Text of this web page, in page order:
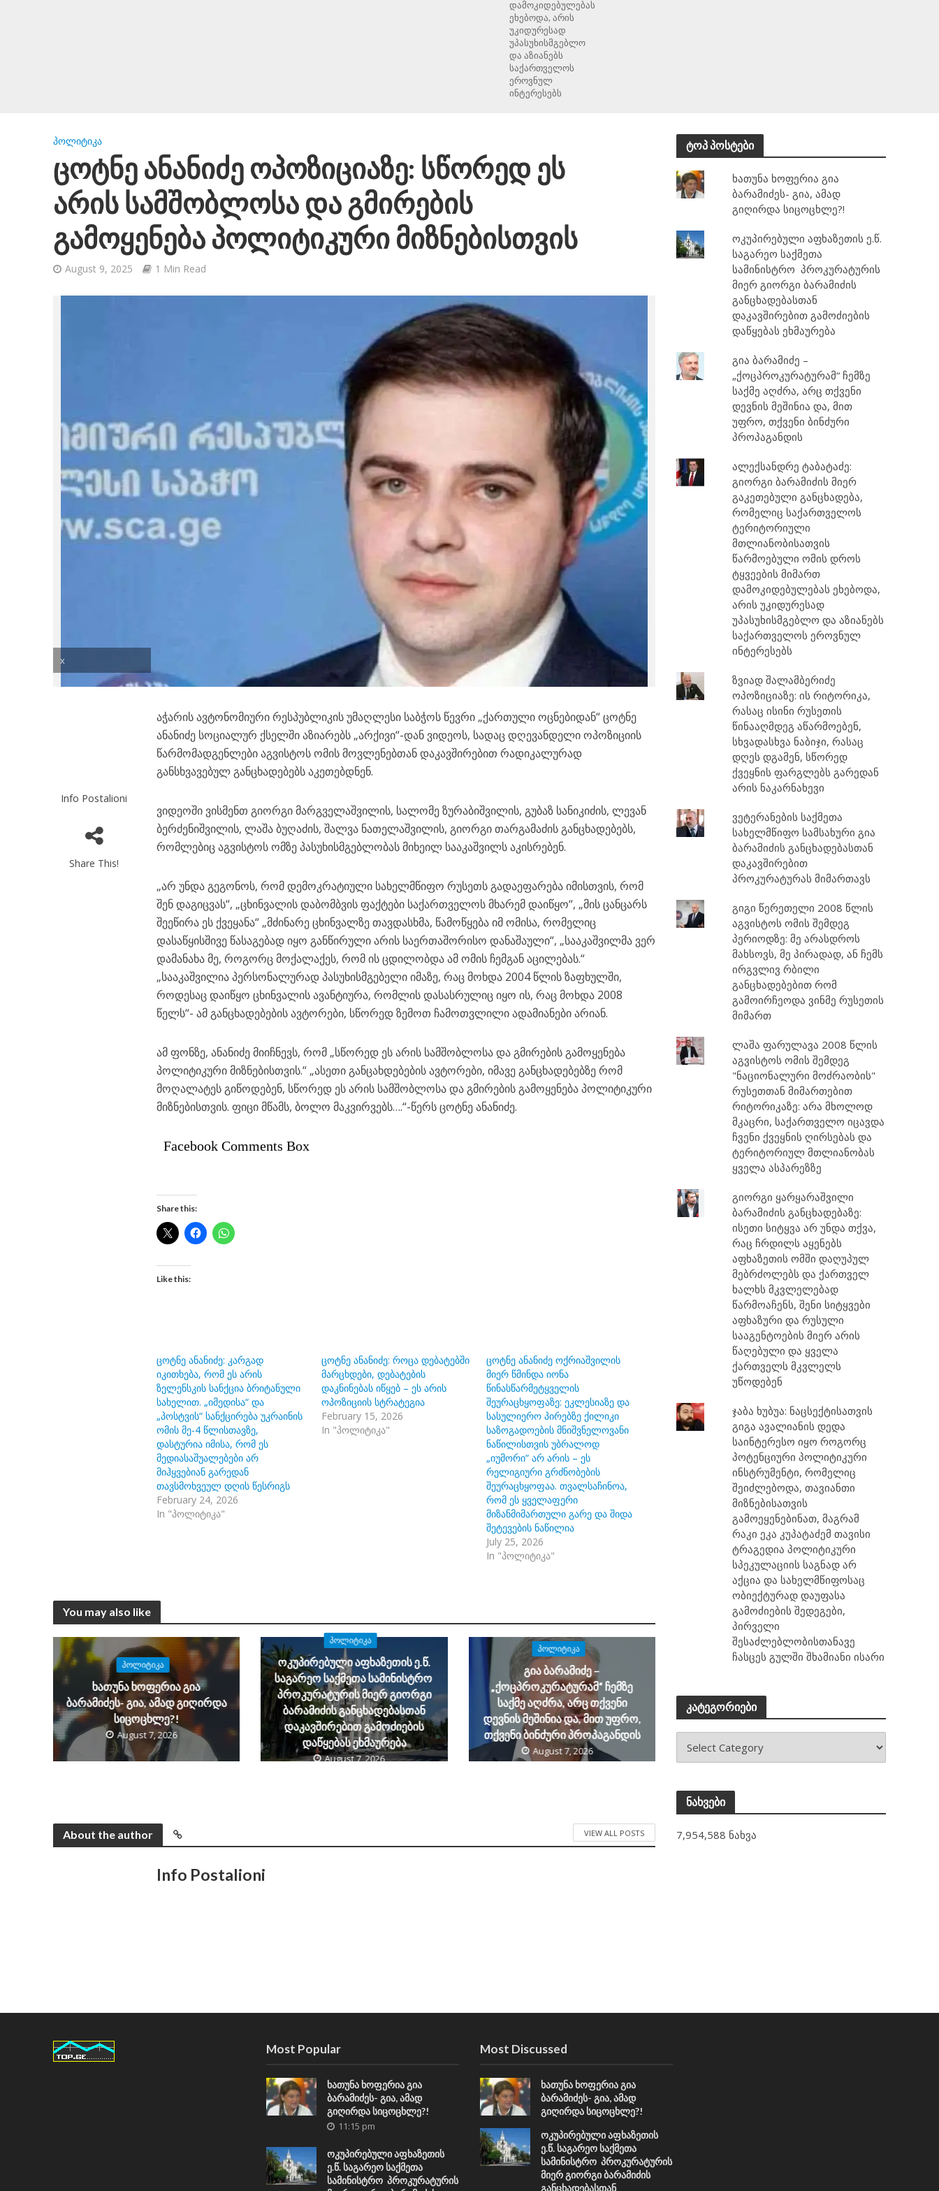
დამოკიდებულებას
ეხებოდა, არის
უკიდურესად
უპასუხისმგებლო
და აზიანებს
საქართველოს
ეროვნულ
ინტერესებს
ᲞᲝᲚᲘᲢᲘᲙᲐ
ცოტნე ანანიძე ოპოზიციაზე: სწორედ ეს
არის სამშობლოსა და გმირების
გამოყენება პოლიტიკური მიზნებისთვის
August 9, 2025 1 Min Read
x
Info Postalioni
Share This!
აჭარის ავტონომიური რესპუბლიკის უმაღლესი საბჭოს წევრი „ქართული ოცნებიდან“ ცოტნე
ანანიძე სოციალურ ქსელში აზიარებს „არქივი“-დან ვიდეოს, სადაც დღევანდელი ოპოზიციის
წარმომადგენლები აგვისტოს ომის მოვლენებთან დაკავშირებით რადიკალურად
განსხვავებულ განცხადებებს აკეთებდნენ.
ვიდეოში ვისმენთ გიორგი მარგველაშვილის, სალომე ზურაბიშვილის, გუბაზ სანიკიძის, ლევან
ბერძენიშვილის, ლაშა ბუღაძის, შალვა ნათელაშვილის, გიორგი თარგამაძის განცხადებებს,
რომლებიც აგვისტოს ომზე პასუხისმგებლობას მიხეილ სააკაშვილს აკისრებენ.
„არ უნდა გეგონოს, რომ დემოკრატიული სახელმწიფო რუსეთს გადაეფარება იმისთვის, რომ
შენ დაგიცვას“, „ცხინვალის დაბომბვის ფაქტები საქართველოს მხარემ დაიწყო“, „მის ცანცარს
შეეწირა ეს ქვეყანა“ „მძინარე ცხინვალზე თავდასხმა, წამოწყება იმ ომისა, რომელიც
დასაწყისშივე წასაგებად იყო განწირული არის საერთაშორისო დანაშაული“, „სააკაშვილმა ვერ
დამანახა მე, როგორც მოქალაქეს, რომ ის ცდილობდა ამ ომის ჩემგან აცილებას.“
„სააკაშვილია პერსონალურად პასუხისმგებელი იმაზე, რაც მოხდა 2004 წლის ზაფხულში,
როდესაც დაიწყო ცხინვალის ავანტიურა, რომლის დასასრულიც იყო ის, რაც მოხდა 2008
წელს“- ამ განცხადებების ავტორები, სწორედ ზემოთ ჩამოთვლილი ადამიანები არიან.
ამ ფონზე, ანანიძე მიიჩნევს, რომ „სწორედ ეს არის სამშობლოსა და გმირების გამოყენება
პოლიტიკური მიზნებისთვის.“ „ასეთი განცახდებების ავტორები, იმავე განცხადებებზე რომ
მოღალატეს გიწოდებენ, სწორედ ეს არის სამშობლოსა და გმირების გამოყენება პოლიტიკური
მიზნებისთვის. ფიცი მწამს, ბოლო მაკვირვებს….“-წერს ცოტნე ანანიძე.
Facebook Comments Box
Share this:
Like this:
ცოტნე ანანიძე: კარგად
იკითხება, რომ ეს არის
ზელენსკის სანქცია ბრიტანული
სახელით. „იმედისა“ და
„პოსტვის“ სანქცირება უკრაინის
ომის მე-4 წლისთავზე,
დასტურია იმისა, რომ ეს
მედიასაშუალებები არ
მიჰყვებიან გარედან
თავსმოხვეულ დღის წესრიგს
February 24, 2026
In "პოლიტიკა"
ცოტნე ანანიძე: როცა დებატებში
მარცხდები, დებატების
დაკნინებას იწყებ – ეს არის
ოპოზიციის სტრატეგია
February 15, 2026
In "პოლიტიკა"
ცოტნე ანანიძე ოქრიაშვილის
მიერ წმინდა იონა
წინასწარმეტყველის
შეურაცხყოფაზე: ეკლესიაზე და
სასულიერო პირებზე ქილიკი
საზოგადოების მნიშვნელოვანი
ნაწილისთვის უბრალოდ
„იუმორი“ არ არის – ეს
რელიგიური გრძნობების
შეურაცხყოფაა. თვალსაჩინოა,
რომ ეს ყველაფერი
მიზანმიმართული გარე და შიდა
შეტევების ნაწილია
July 25, 2026
In "პოლიტიკა"
You may also like
ᲞᲝᲚᲘᲢᲘᲙᲐ
ხათუნა ხოფერია გია
ბარამიძეს- გია, ამად გიღირდა
სიცოცხლე?!
August 7, 2026
ᲞᲝᲚᲘᲢᲘᲙᲐ
ოკუპირებული აფხაზეთის ე.წ.
საგარეო საქმეთა სამინისტრო
პროკურატურის მიერ გიორგი
ბარამიძის განცხადებასთან
დაკავშირებით გამოძიების
დაწყებას ეხმაურება
August 7, 2026
ᲞᲝᲚᲘᲢᲘᲙᲐ
გია ბარამიძე –
„ქოცპროკურატურამ“ ჩემზე
საქმე აღძრა, არც თქვენი
დევნის მეშინია და, მით უფრო,
თქვენი ბინძური პროპაგანდის
August 7, 2026
About the author VIEW ALL POSTS
Info Postalioni
ტოპ პოსტები
ხათუნა ხოფერია გია
ბარამიძეს- გია, ამად
გიღირდა სიცოცხლე?!
ოკუპირებული აფხაზეთის ე.წ.
საგარეო საქმეთა
სამინისტრო პროკურატურის
მიერ გიორგი ბარამიძის
განცხადებასთან
დაკავშირებით გამოძიების
დაწყებას ეხმაურება
გია ბარამიძე –
„ქოცპროკურატურამ“ ჩემზე
საქმე აღძრა, არც თქვენი
დევნის მეშინია და, მით
უფრო, თქვენი ბინძური
პროპაგანდის
ალექსანდრე ტაბატაძე:
გიორგი ბარამიძის მიერ
გაკეთებული განცხადება,
რომელიც საქართველოს
ტერიტორიული
მთლიანობისათვის
წარმოებული ომის დროს
ტყვეების მიმართ
დამოკიდებულებას ეხებოდა,
არის უკიდურესად
უპასუხისმგებლო და აზიანებს
საქართველოს ეროვნულ
ინტერესებს
ზვიად შალამბერიძე
ოპოზიციაზე: ის რიტორიკა,
რასაც ისინი რუსეთის
წინააღმდეგ აწარმოებენ,
სხვადასხვა ნაბიჯი, რასაც
დღეს დგამენ, სწორედ
ქვეყნის ფარგლებს გარედან
არის ნაკარნახევი
ვეტერანების საქმეთა
სახელმწიფო სამსახური გია
ბარამიძის განცხადებასთან
დაკავშირებით
პროკურატურას მიმართავს
გიგი წერეთელი 2008 წლის
აგვისტოს ომის შემდეგ
პერიოდზე: მე არასდროს
მახსოვს, მე პირადად, ან ჩემს
ირგვლივ რბილი
განცხადებებით რომ
გამოირჩეოდა ვინმე რუსეთის
მიმართ
ლაშა ფარულავა 2008 წლის
აგვისტოს ომის შემდეგ
"ნაციონალური მოძრაობის"
რუსეთთან მიმართებით
რიტორიკაზე: არა მხოლოდ
მკაცრი, საქართველო იცავდა
ჩვენი ქვეყნის ღირსებას და
ტერიტორიულ მთლიანობას
ყველა ასპარეზზე
გიორგი ყარყარაშვილი
ბარამიძის განცხადებაზე:
ისეთი სიტყვა არ უნდა თქვა,
რაც ჩრდილს აყენებს
აფხაზეთის ომში დაღუპულ
მებრძოლებს და ქართველ
ხალხს მკვლელებად
წარმოაჩენს, შენი სიტყვები
აფხაზური და რუსული
სააგენტოების მიერ არის
წაღებული და ყველა
ქართველს მკვლელს
უწოდებენ
ჯაბა ხუბუა: ნაცსექტისათვის
გიგა ავალიანის დედა
საინტერესო იყო როგორც
პოტენციური პოლიტიკური
ინსტრუმენტი, რომელიც
შეიძლებოდა, თავიანთი
მიზნებისათვის
გამოეყენებინათ, მაგრამ
რაკი ეკა კუპატაძემ თავისი
ტრაგედია პოლიტიკური
სპეკულაციის საგნად არ
აქცია და სახელმწიფოსაც
ობიექტურად დაუფასა
გამოძიების შედეგები,
პირველი
შესაძლებლობისთანავე
ჩასცეს გულში შხამიანი ისარი
კატეგორიები
ნახვები
7,954,588 ნახვა
Most Popular
ხათუნა ხოფერია გია
ბარამიძეს- გია, ამად
გიღირდა სიცოცხლე?!
11:15 pm
ოკუპირებული აფხაზეთის
ე.წ. საგარეო საქმეთა
სამინისტრო პროკურატურის
Most Discussed
ხათუნა ხოფერია გია
ბარამიძეს- გია, ამად
გიღირდა სიცოცხლე?!
ოკუპირებული აფხაზეთის
ე.წ. საგარეო საქმეთა
სამინისტრო პროკურატურის
მიერ გიორგი ბარამიძის
განცხადებასთან